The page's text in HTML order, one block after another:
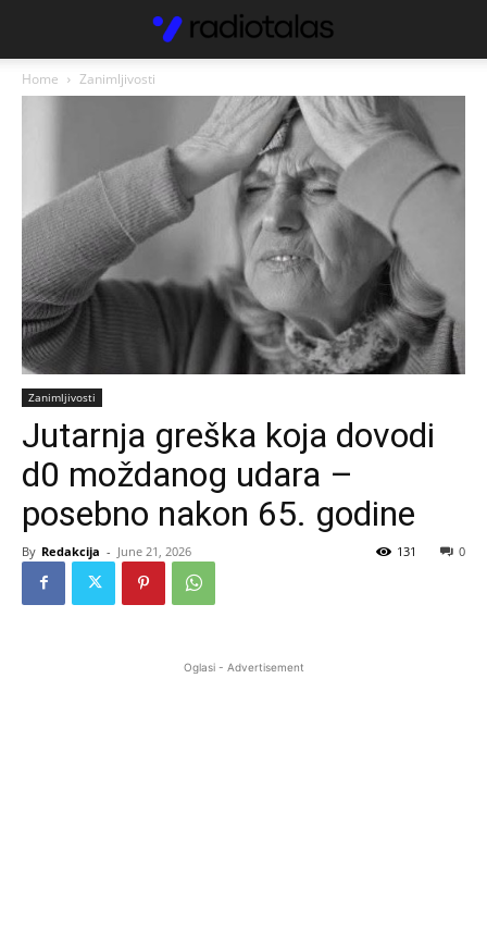
Home Zanimljivosti
Zanimljivosti
Jutarnja greška koja dovodi
d0 moždanog udara –
posebno nakon 65. godine
By Redakcija - June 21, 2026 0
131
Oglasi - Advertisement